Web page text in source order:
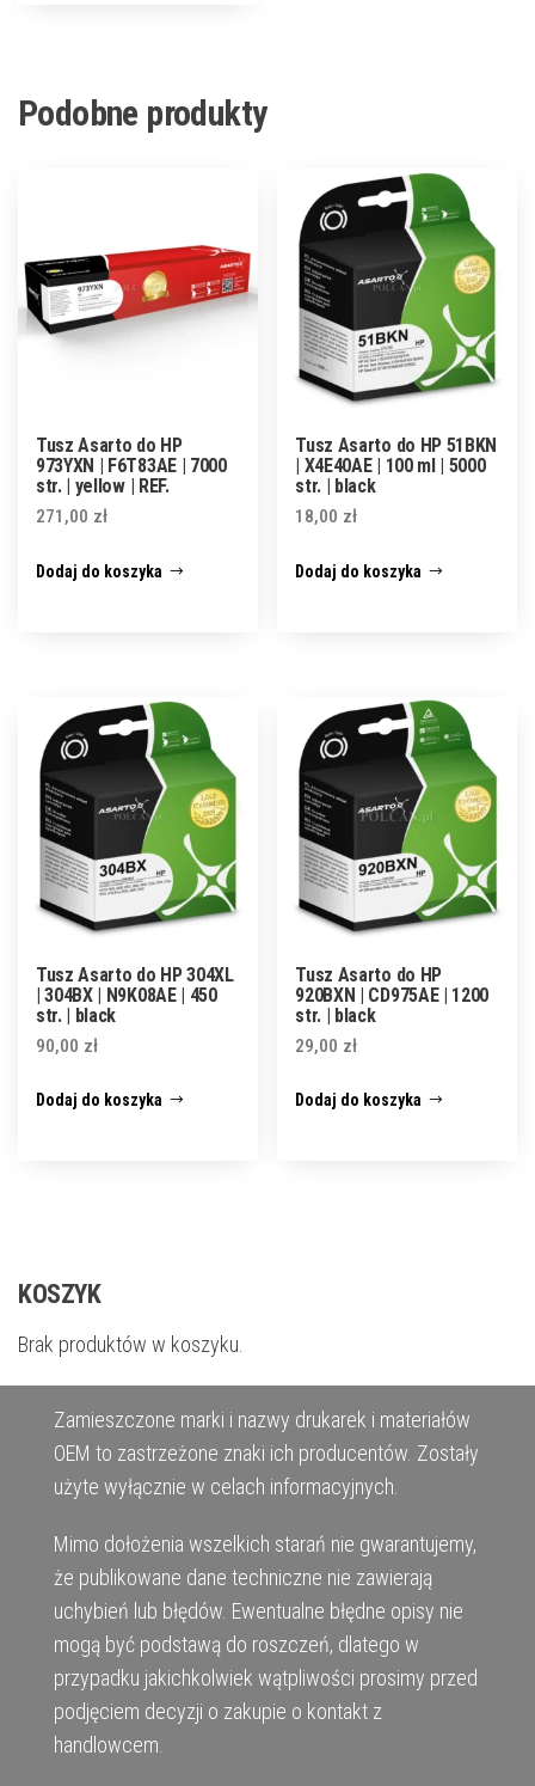
Podobne produkty
Tusz Asarto do HP
973YXN | F6T83AE | 7000
str. | yellow | REF.
271,00 zł
Dodaj do koszyka
Tusz Asarto do HP 51BKN
| X4E40AE | 100 ml | 5000
str. | black
18,00 zł
Dodaj do koszyka
Tusz Asarto do HP 304XL
| 304BX | N9K08AE | 450
str. | black
90,00 zł
Dodaj do koszyka
Tusz Asarto do HP
920BXN | CD975AE | 1200
str. | black
29,00 zł
Dodaj do koszyka
KOSZYK
Brak produktów w koszyku.
Zamieszczone marki i nazwy drukarek i materiałów
OEM to zastrzeżone znaki ich producentów. Zostały
użyte wyłącznie w celach informacyjnych.
Mimo dołożenia wszelkich starań nie gwarantujemy,
że publikowane dane techniczne nie zawierają
uchybień lub błędów. Ewentualne błędne opisy nie
mogą być podstawą do roszczeń, dlatego w
przypadku jakichkolwiek wątpliwości prosimy przed
podjęciem decyzji o zakupie o kontakt z
handlowcem.